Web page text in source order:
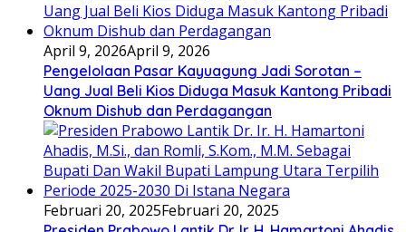
April 9, 2026April 9, 2026
Pengelolaan Pasar Kayuagung Jadi Sorotan –
Uang Jual Beli Kios Diduga Masuk Kantong Pribadi
Oknum Dishub dan Perdagangan
Februari 20, 2025Februari 20, 2025